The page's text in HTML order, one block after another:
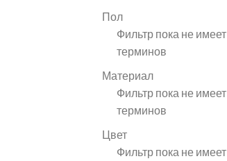
Пол
Фильтр пока не имеет
терминов
Материал
Фильтр пока не имеет
терминов
Цвет
Фильтр пока не имеет